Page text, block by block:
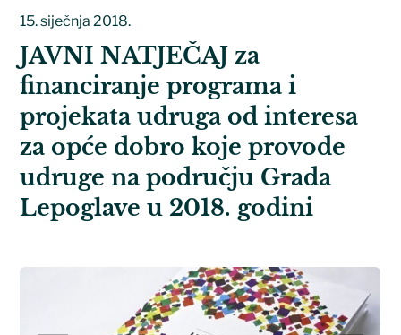
15. siječnja 2018.
JAVNI NATJEČAJ za
financiranje programa i
projekata udruga od interesa
za opće dobro koje provode
udruge na području Grada
Lepoglave u 2018. godini